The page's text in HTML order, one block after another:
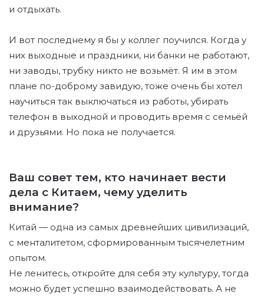
и отдыхать.
И вот последнему я бы у коллег поучился. Когда у
них выходные и праздники, ни банки не работают,
ни заводы, трубку никто не возьмёт. Я им в этом
плане по-доброму завидую, тоже очень бы хотел
научиться так выключаться из работы, убирать
телефон в выходной и проводить время с семьёй
и друзьями. Но пока не получается.
Ваш совет тем, кто начинает вести
дела с Китаем, чему уделить
внимание?
Китай — одна из самых древнейших цивилизаций,
с менталитетом, сформированным тысячелетним
опытом.
Не ленитесь, откройте для себя эту культуру, тогда
можно будет успешно взаимодействовать. А не